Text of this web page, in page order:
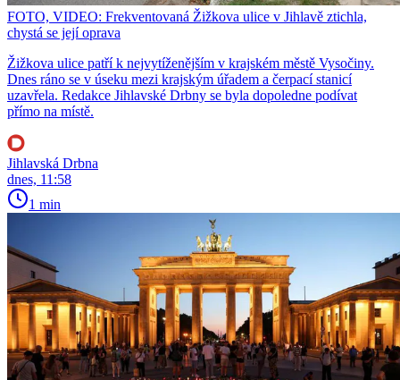
FOTO, VIDEO: Frekventovaná Žižkova ulice v Jihlavě ztichla,
chystá se její oprava
Žižkova ulice patří k nejvytíženějším v krajském městě Vysočiny.
Dnes ráno se v úseku mezi krajským úřadem a čerpací stanicí
uzavřela. Redakce Jihlavské Drbny se byla dopoledne podívat
přímo na místě.
Jihlavská Drbna
dnes, 11:58
1 min